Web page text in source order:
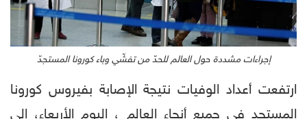
إجراءات مشددة حول العالم للحدّ من تفشّي وباء كورونا المستجدّ
ارتفعت أعداد الوفيات نتيجة الإصابة بفيروس كورونا
المستجد في جميع أنحاء العالم ، اليوم الأربعاء، إلى